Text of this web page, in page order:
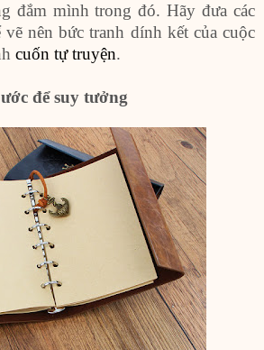
đắm mình trong đó. Hãy đưa các
vẽ nên bức tranh dính kết của cuộc
cuốn tự truyện.
để suy tưởng